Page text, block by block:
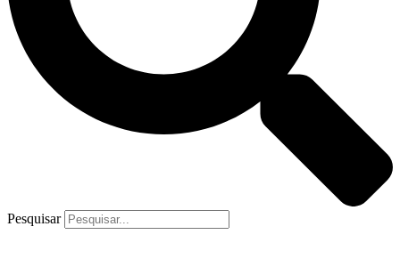
Pesquisar